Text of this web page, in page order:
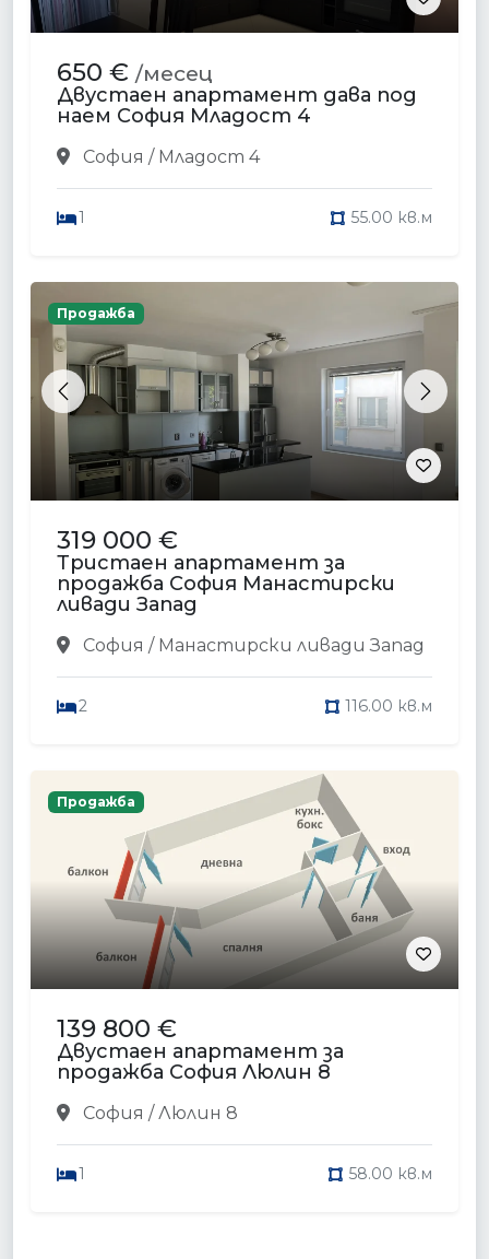
650 € /месец
Двустаен апартамент дава под
наем София Младост 4
София / Младост 4
1 55.00 кв.м
Previous Next
Продажба
319 000 €
Тристаен апартамент за
продажба София Манастирски
ливади Запад
София / Манастирски ливади Запад
2 116.00 кв.м
Продажба
139 800 €
Двустаен апартамент за
продажба София Люлин 8
София / Люлин 8
1 58.00 кв.м